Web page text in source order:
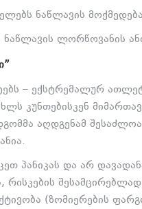
ნაწლავის
ნაწლავის ლორწოვანის
– ექსტრემალურ
კუნთებისკენ
აღდგენამ
პანიკას და არ
რისკების
(ზომიერების